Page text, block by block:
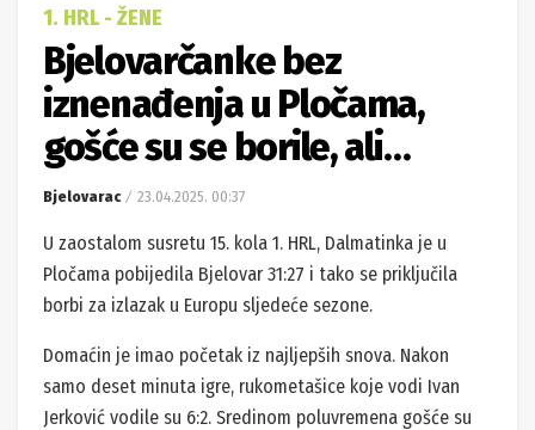
1. HRL - ŽENE
Bjelovarčanke bez
iznenađenja u Pločama,
gošće su se borile, ali…
Bjelovarac 23.04.2025. 00:37
U zaostalom susretu 15. kola 1. HRL, Dalmatinka je u
Pločama pobijedila Bjelovar 31:27 i tako se priključila
borbi za izlazak u Europu sljedeće sezone.
Domaćin je imao početak iz najljepših snova. Nakon
samo deset minuta igre, rukometašice koje vodi Ivan
Jerković vodile su 6:2. Sredinom poluvremena gošće su